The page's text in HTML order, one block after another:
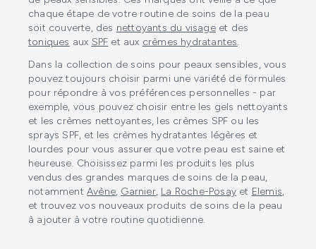
chaque étape de votre routine de soins de la peau
soit couverte, des nettoyants du visageet des
toniques aux SPF et aux crèmes hydratantes.
Dans la collection de soins pour peaux sensibles, vous
pouvez toujours choisir parmi une variété de formules
pour répondre à vos préférences personnelles - par
exemple, vous pouvez choisir entre les gels nettoyants
et les crèmes nettoyantes, les crèmes SPF ou les
sprays SPF, et les crèmes hydratantes légères et
lourdes pour vous assurer que votre peau est saine et
heureuse. Choisissez parmi les produits les plus
vendus des grandes marques de soins de la peau,
notamment Avène, Garnier, La Roche-Posay et Elemis,
et trouvez vos nouveaux produits de soins de la peau
à ajouter à votre routine quotidienne.